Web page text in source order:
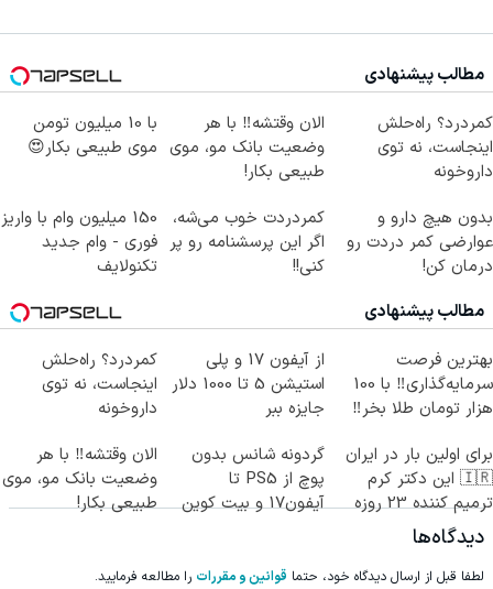
مطالب پیشنهادی
کمردرد؟ راه‌حلش
اینجاست، نه توی
داروخونه
الان وقتشه‼️ با هر
وضعیت بانک مو، موی
طبیعی بکار!
با 10 میلیون تومن
موی طبیعی بکار😍
بدون هیچ دارو و
عوارضی کمر دردت رو
درمان کن!
کمردردت خوب می‌شه،
اگر این پرسشنامه رو پر
کنی!!
150 میلیون وام با واریز
فوری - وام جدید
تکنولایف
مطالب پیشنهادی
بهترین فرصت
سرمایه‌گذاری‼️ با 100
هزار تومان طلا بخر‼️
از آیفون 17 و پلی
استیشن 5 تا 1000 دلار
جایزه ببر
کمردرد؟ راه‌حلش
اینجاست، نه توی
داروخونه
برای اولین بار در ایران
🇮🇷 این دکتر کرم
ترمیم کننده 23 روزه
ساخت!
گردونه شانس بدون
پوچ از PS5 تا
آیفون17 و بیت کوین
الان وقتشه‼️ با هر
وضعیت بانک مو، موی
طبیعی بکار!
دیدگاه‌ها
لطفا قبل از ارسال دیدگاه خود، حتما قوانین و مقررات را مطالعه فرمایید.